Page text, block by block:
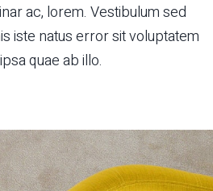
ac, lorem. Vestibulum sed
iste natus error sit voluptatem
quae ab illo.